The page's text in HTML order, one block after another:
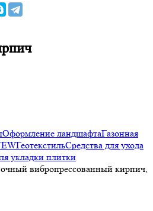
Оформление ландшафтаГазонная
ГеотекстильСредства для ухода
укладки плитки
вибропрессованный кирпич,